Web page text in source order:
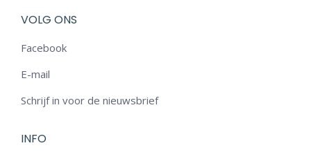
VOLG ONS
Facebook
E-mail
Schrijf in voor de nieuwsbrief
INFO